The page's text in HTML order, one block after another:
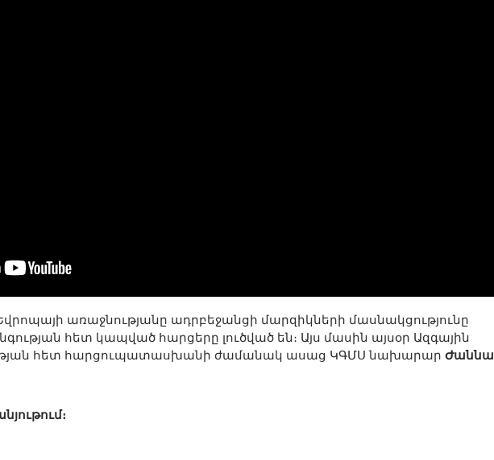
առաջնությանը ադրբեջանցի մարզիկների մասնակցությունը
հետ կապված հարցերը լուծված են։ Այս մասին այսօր Ազգային
հետ հարցուպատասխանի ժամանակ ասաց ԿԳՄՍ նախարար Ժաննա